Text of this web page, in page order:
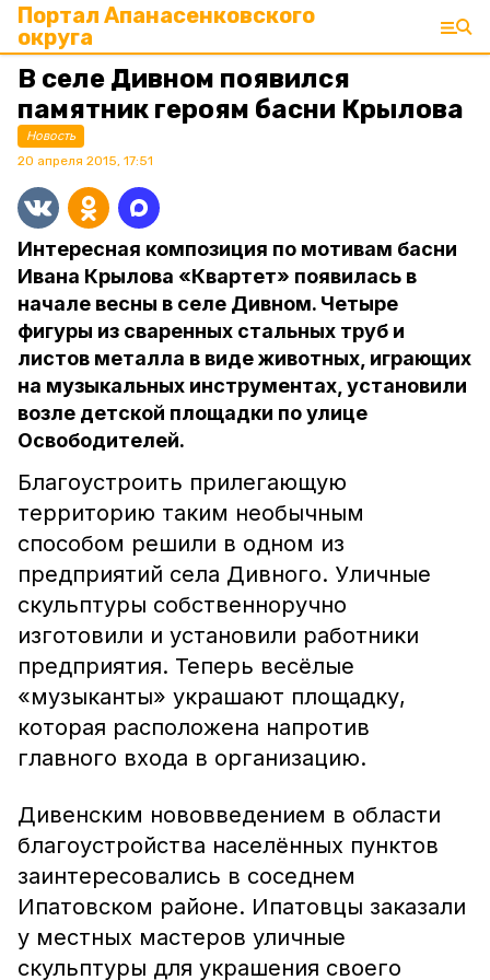
Портал Апанасенковского
округа
В селе Дивном появился
памятник героям басни Крылова
Новость
20 апреля 2015, 17:51
Интересная композиция по мотивам басни
Ивана Крылова «Квартет» появилась в
начале весны в селе Дивном. Четыре
фигуры из сваренных стальных труб и
листов металла в виде животных, играющих
на музыкальных инструментах, установили
возле детской площадки по улице
Освободителей.
Благоустроить прилегающую
территорию таким необычным
способом решили в одном из
предприятий села Дивного. Уличные
скульптуры собственноручно
изготовили и установили работники
предприятия. Теперь весёлые
«музыканты» украшают площадку,
которая расположена напротив
главного входа в организацию.
Дивенским нововведением в области
благоустройства населённых пунктов
заинтересовались в соседнем
Ипатовском районе. Ипатовцы заказали
у местных мастеров уличные
скульптуры для украшения своего